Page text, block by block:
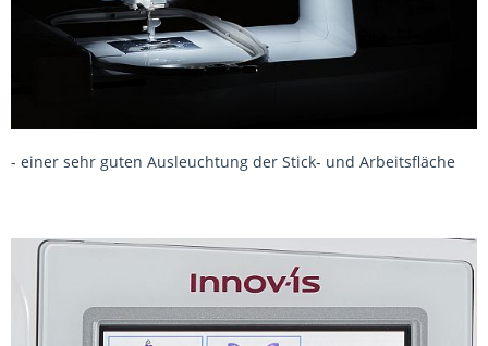
- einer sehr guten Ausleuchtung der Stick- und Arbeitsfläche